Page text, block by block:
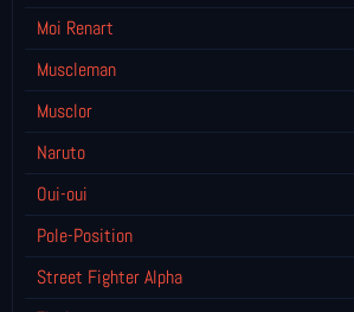
Moi Renart
Muscleman
Musclor
Naruto
Oui-oui
Pole-Position
Street Fighter Alpha